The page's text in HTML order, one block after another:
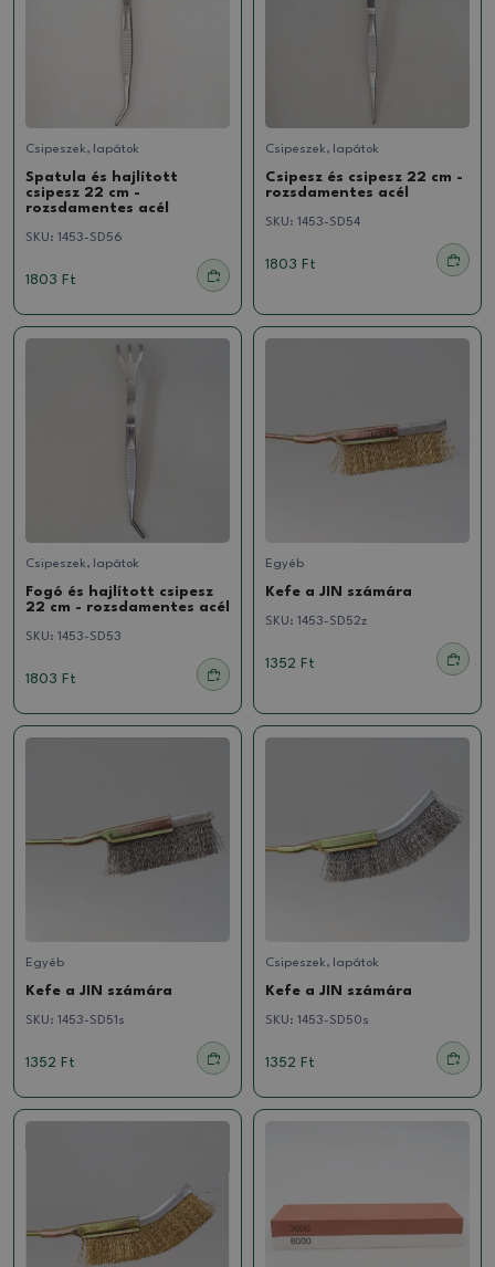
Csipeszek, lapátok
Spatula és hajlított
csipesz 22 cm -
rozsdamentes acél
SKU: 1453-SD56
1803 Ft
Csipeszek, lapátok
Csipesz és csipesz 22 cm -
rozsdamentes acél
SKU: 1453-SD54
1803 Ft
Csipeszek, lapátok
Fogó és hajlított csipesz
22 cm - rozsdamentes acél
SKU: 1453-SD53
1803 Ft
Egyéb
Kefe a JIN számára
SKU: 1453-SD52z
1352 Ft
Egyéb
Kefe a JIN számára
SKU: 1453-SD51s
1352 Ft
Csipeszek, lapátok
Kefe a JIN számára
SKU: 1453-SD50s
1352 Ft